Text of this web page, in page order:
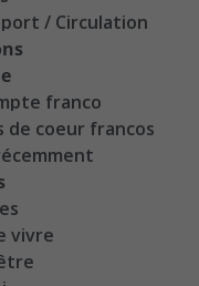
/ Circulation
franco
de coeur francos
vivre